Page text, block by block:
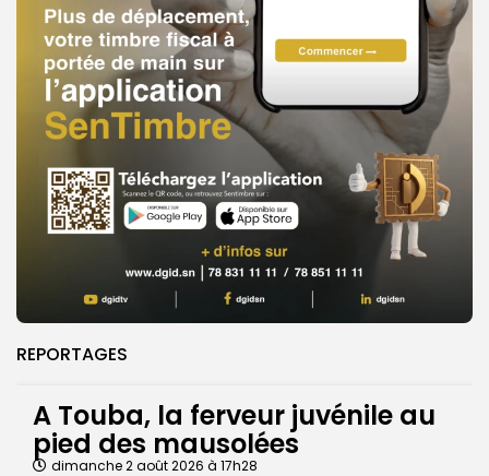
REPORTAGES
A Touba, la ferveur juvénile au
pied des mausolées
dimanche 2 août 2026 à 17h28